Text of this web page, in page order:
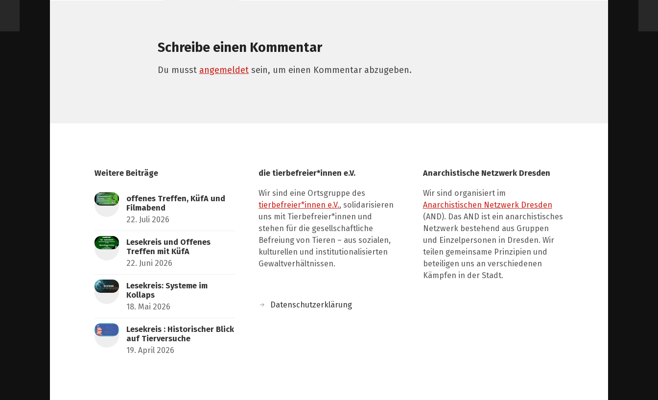
Schreibe einen Kommentar
Du musst angemeldet sein, um einen Kommentar abzugeben.
Weitere Beiträge
offenes Treffen, KüfA und
Filmabend
22. Juli 2026
Lesekreis und Offenes
Treffen mit KüfA
22. Juni 2026
Lesekreis: Systeme im
Kollaps
18. Mai 2026
Lesekreis : Historischer Blick
auf Tierversuche
19. April 2026
die tierbefreier*innen e.V.
Wir sind eine Ortsgruppe des
tierbefreier*innen e.V., solidarisieren
uns mit Tierbefreier*innen und
stehen für die gesellschaftliche
Befreiung von Tieren – aus sozialen,
kulturellen und institutionalisierten
Gewaltverhältnissen.
Datenschutzerklärung
Anarchistische Netzwerk Dresden
Wir sind organisiert im
Anarchistischen Netzwerk Dresden
(AND). Das AND ist ein anarchistisches
Netzwerk bestehend aus Gruppen
und Einzelpersonen in Dresden. Wir
teilen gemeinsame Prinzipien und
beteiligen uns an verschiedenen
Kämpfen in der Stadt.